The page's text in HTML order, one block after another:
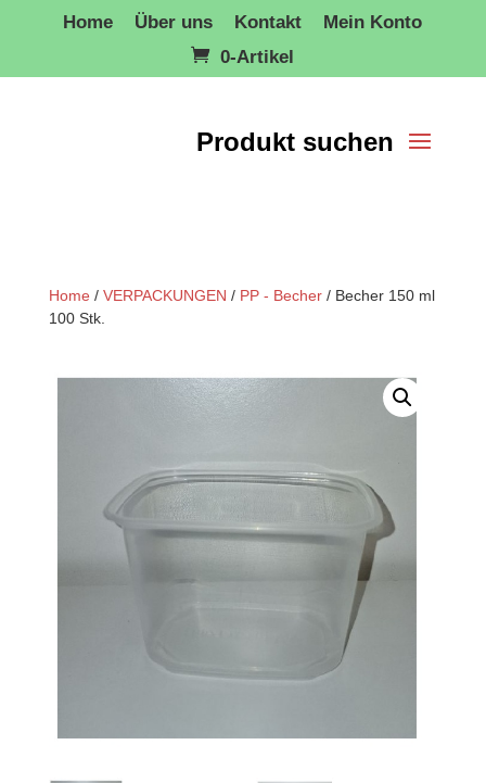
Home Über uns Kontakt
Mein Konto
0-Artikel
Home / VERPACKUNGEN / PP - Becher/ Becher 150 ml
100 Stk.